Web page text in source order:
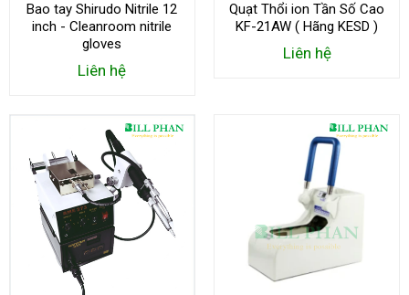
Bao tay Shirudo Nitrile 12
inch - Cleanroom nitrile
gloves
Liên hệ
Quạt Thổi ion Tần Số Cao
KF-21AW ( Hãng KESD )
Liên hệ